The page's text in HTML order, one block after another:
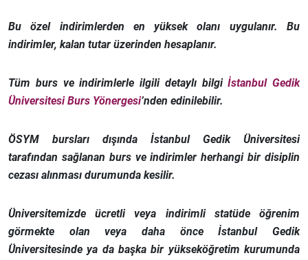
Bu özel indirimlerden en yüksek olanı uygulanır. Bu
indirimler, kalan tutar üzerinden hesaplanır.
Tüm burs ve indirimlerle ilgili detaylı bilgiİstanbul Gedik
Üniversitesi Burs Yönergesi’nden edinilebilir.
ÖSYM bursları dışında İstanbul Gedik Üniversitesi
tarafından sağlanan burs ve indirimler herhangi bir disiplin
cezası alınması durumunda kesilir.
Üniversitemizde ücretli veya indirimli statüde öğrenim
görmekte olan veya daha önce İstanbul Gedik
Üniversitesinde ya da başka bir yükseköğretim kurumunda